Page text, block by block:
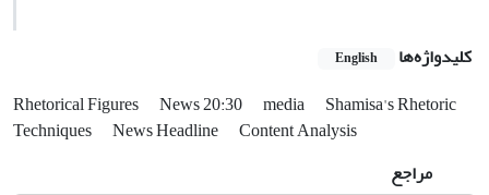
کلیدواژه‌ها English
Rhetorical Figures News 20:30 media
Shamisa's Rhetoric
Techniques
News Headline
Content Analysis
مراجع